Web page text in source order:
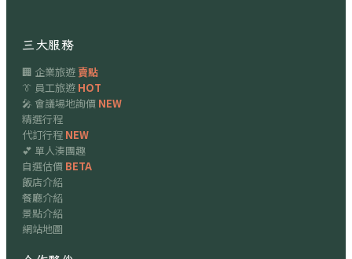
三大服務
🏢 企業旅遊賣點
👔 員工旅遊 HOT
🎤 會議場地詢價 NEW
精選行程
代訂行程 NEW
💕 單人湊團趣
自選估價 BETA
飯店介紹
餐廳介紹
景點介紹
網站地圖